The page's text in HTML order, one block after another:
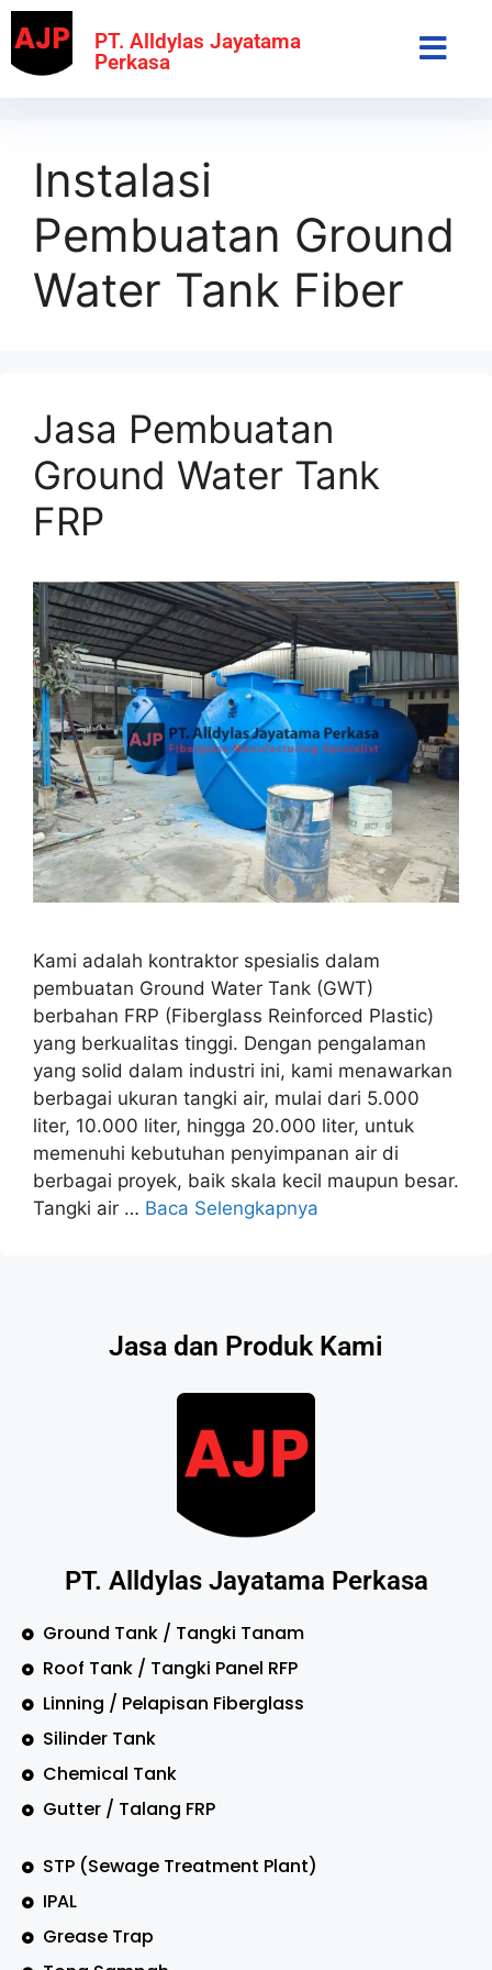
PT. Alldylas Jayatama
Perkasa
Instalasi
Pembuatan Ground
Water Tank Fiber
Jasa Pembuatan
Ground Water Tank
FRP
Kami adalah kontraktor spesialis dalam
pembuatan Ground Water Tank (GWT)
berbahan FRP (Fiberglass Reinforced Plastic)
yang berkualitas tinggi. Dengan pengalaman
yang solid dalam industri ini, kami menawarkan
berbagai ukuran tangki air, mulai dari 5.000
liter, 10.000 liter, hingga 20.000 liter, untuk
memenuhi kebutuhan penyimpanan air di
berbagai proyek, baik skala kecil maupun besar.
Tangki air … Baca Selengkapnya
Jasa dan Produk Kami
PT. Alldylas Jayatama Perkasa
Ground Tank / Tangki Tanam
Roof Tank / Tangki Panel RFP
Linning / Pelapisan Fiberglass
Silinder Tank
Chemical Tank
Gutter / Talang FRP
STP (Sewage Treatment Plant)
IPAL
Grease Trap